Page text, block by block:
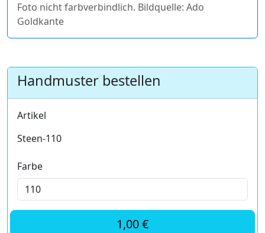
Foto nicht farbverbindlich. Bildquelle: Ado
Goldkante
Handmuster bestellen
Artikel
Steen-110
Farbe
1,00 €